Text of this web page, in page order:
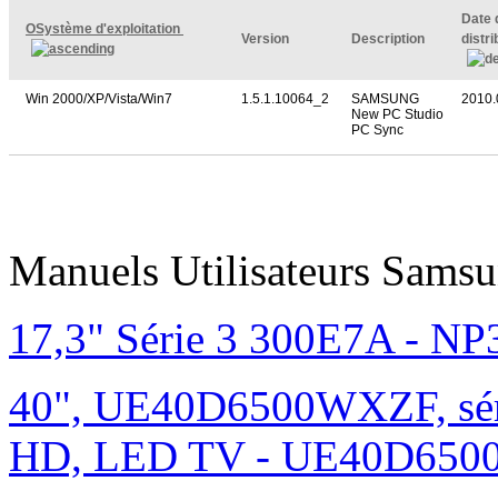
OSystème d'exploitation
Version Description
Date
Win 2000/XP/Vista/Win7 1.5.1.10064_2
SAMSUNG
New PC Studio
PC Sync
Manuels Utilisateurs
17,3" Série 3 300E7A -
40", UE40D6500WXZF,
HD, LED TV -